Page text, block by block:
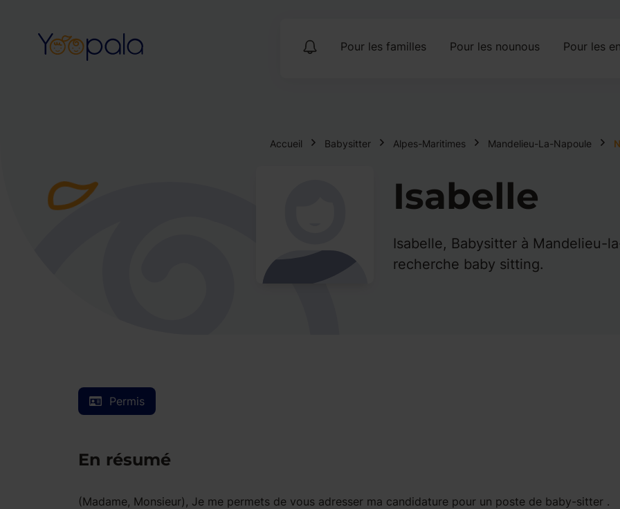
Pour les familles Pour les nounous Pour les
Accueil Babysitter Alpes-Maritimes Mandelieu-La-Napoule
Isabelle
Isabelle, Babysitter à Mandelieu-
recherche baby sitting.
Permis
En résumé
(Madame, Monsieur), Je me permets de vous adresser ma candidature pour un poste de baby-sitter .